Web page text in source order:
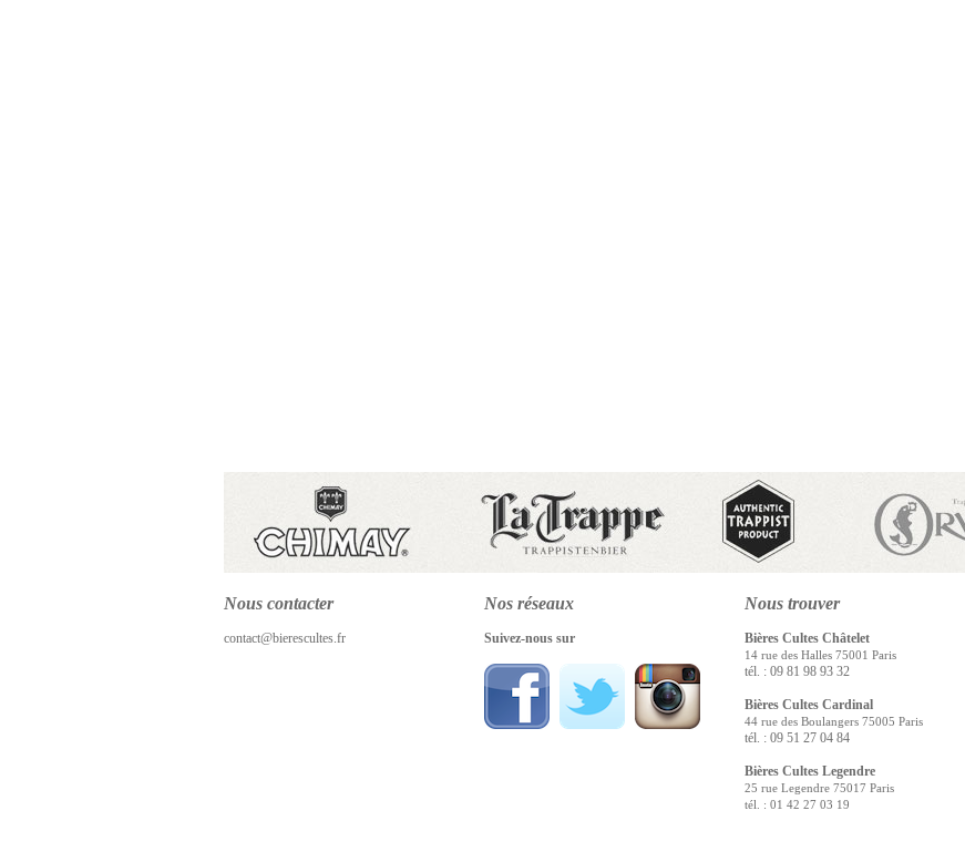
Nous contacter
contact@bierescultes.fr
Nos réseaux
Suivez-nous sur
Nous trouver
Bières Cultes Châtelet
14 rue des Halles 75001 Paris
tél. : 09 81 98 93 32
Bières Cultes Cardinal
44 rue des Boulangers 75005 Paris
tél. : 09 51 27 04 84
Bières Cultes Legendre
25 rue Legendre 75017 Paris
tél. : 01 42 27 03 19